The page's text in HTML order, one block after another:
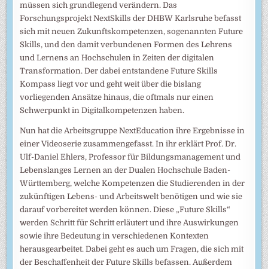
müssen sich grundlegend verändern. Das
Forschungsprojekt NextSkills der DHBW Karlsruhe befasst
sich mit neuen Zukunftskompetenzen, sogenannten Future
Skills, und den damit verbundenen Formen des Lehrens
und Lernens an Hochschulen in Zeiten der digitalen
Transformation. Der dabei entstandene Future Skills
Kompass liegt vor und geht weit über die bislang
vorliegenden Ansätze hinaus, die oftmals nur einen
Schwerpunkt in Digitalkompetenzen haben.
Nun hat die Arbeitsgruppe NextEducation ihre Ergebnisse in
einer Videoserie zusammengefasst. In ihr erklärt Prof. Dr.
Ulf-Daniel Ehlers, Professor für Bildungsmanagement und
Lebenslanges Lernen an der Dualen Hochschule Baden-
Württemberg, welche Kompetenzen die Studierenden in der
zukünftigen Lebens- und Arbeitswelt benötigen und wie sie
darauf vorbereitet werden können. Diese „Future Skills“
werden Schritt für Schritt erläutert und ihre Auswirkungen
sowie ihre Bedeutung in verschiedenen Kontexten
herausgearbeitet. Dabei geht es auch um Fragen, die sich mit
der Beschaffenheit der Future Skills befassen. Außerdem